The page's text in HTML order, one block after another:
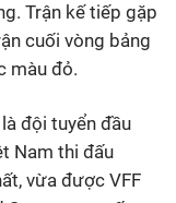
Trận kế tiếp gặp
cuối vòng bảng
màu đỏ.
đội tuyển đầu
Nam thi đấu
vừa được VFF